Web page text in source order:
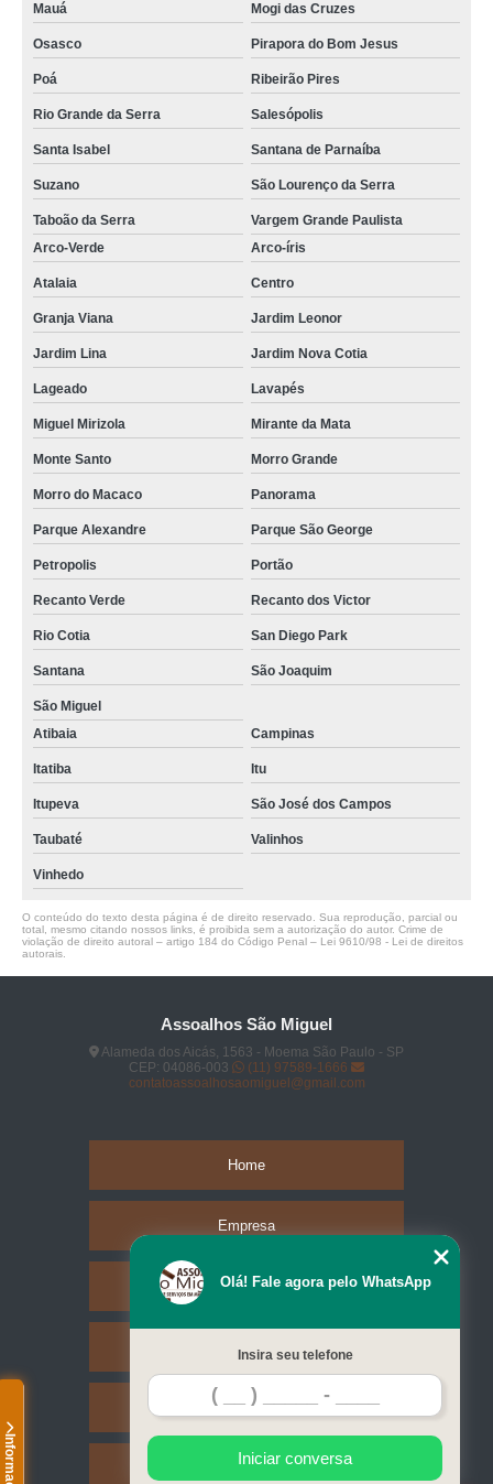
Mauá Mogi das Cruzes
Osasco Pirapora do Bom Jesus
Poá Ribeirão Pires
Rio Grande da Serra Salesópolis
Santa Isabel Santana de Parnaíba
Suzano São Lourenço da Serra
Taboão da Serra
Vargem Grande Paulista
Arco-Verde
Arco-íris
Atalaia Centro
Granja Viana Jardim Leonor
Jardim Lina Jardim Nova Cotia
Lageado Lavapés
Miguel Mirizola Mirante da Mata
Monte Santo Morro Grande
Morro do Macaco Panorama
Parque Alexandre Parque São George
Petropolis Portão
Recanto Verde Recanto dos Victor
Rio Cotia San Diego Park
Santana São Joaquim
São Miguel
Atibaia
Campinas
Itatiba Itu
Itupeva São José dos Campos
Taubaté Valinhos
Vinhedo
O conteúdo do texto desta página é de direito reservado. Sua reprodução, parcial ou
total, mesmo citando nossos links, é proibida sem a autorização do autor. Crime de
violação de direito autoral – artigo 184 do Código Penal – Lei 9610/98 - Lei de direitos
autorais
Assoalhos São Miguel
Alameda dos Aicás, 1563 - Moema São Paulo - SP
CEP: 04086-003
(11) 97589-1666
contatoassoalhosaomiguel@gmail.com
Home
Empresa
Missão
Serviços
Contato
Mapa do site
Olá! Fale agora pelo WhatsApp
Insira seu telefone
Iniciar conversa